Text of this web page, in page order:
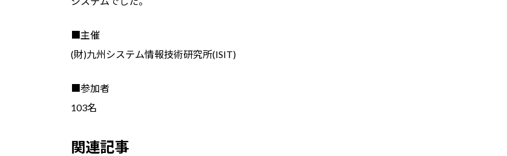
■主催
(財)九州システム情報技術研究所(ISIT)
■参加者
103名
関連記事